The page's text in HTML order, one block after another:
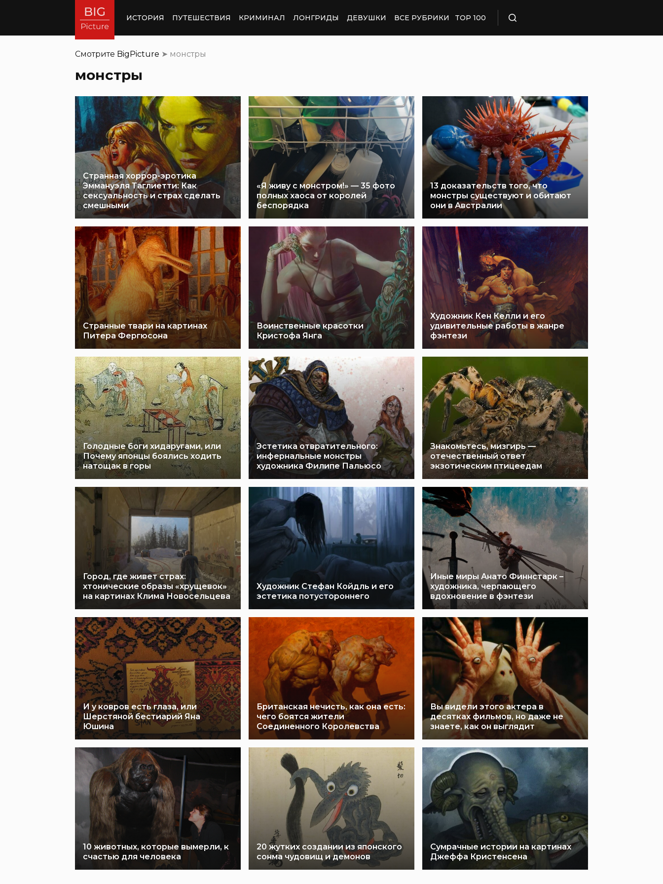
ИСТОРИЯ ПУТЕШЕСТВИЯ КРИМИНАЛ ЛОНГРИДЫ ДЕВУШКИ ВСЕ РУБРИКИ TOP 100
Смотрите BigPicture ➤ монстры
монстры
Странная хоррор-эротика
Эммануэля Таглиетти: Как
сексуальность и страх сделать
смешными
«Я живу с монстром!» — 35 фото
полных хаоса от королей
беспорядка
13 доказательств того, что
монстры существуют и обитают
они в Австралии
Странные твари на картинах
Питера Фергюсона
Воинственные красотки
Кристофа Янга
Художник Кен Келли и его
удивительные работы в жанре
фэнтези
Голодные боги хидаругами, или
Почему японцы боялись ходить
натощак в горы
Эстетика отвратительного:
инфернальные монстры
художника Филипе Пальюсо
Знакомьтесь, мизгирь —
отечественный ответ
экзотическим птицеедам
Город, где живет страх:
хтонические образы «хрущевок»
на картинах Клима Новосельцева
Художник Стефан Койдль и его
эстетика потустороннего
Иные миры Анато Финнстарк –
художника, черпающего
вдохновение в фэнтези
И у ковров есть глаза, или
Шерстяной бестиарий Яна
Юшина
Британская нечисть, как она есть:
чего боятся жители
Соединенного Королевства
Вы видели этого актера в
десятках фильмов, но даже не
знаете, как он выглядит
10 животных, которые вымерли, к
счастью для человека
20 жутких создании из японского
сонма чудовищ и демонов
Сумрачные истории на картинах
Джеффа Кристенсена